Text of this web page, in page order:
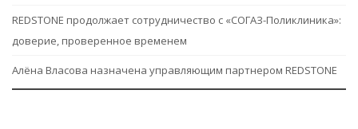
REDSTONE продолжает сотрудничество с «СОГАЗ-Поликлиника»:
доверие, проверенное временем
Алёна Власова назначена управляющим партнером REDSTONE